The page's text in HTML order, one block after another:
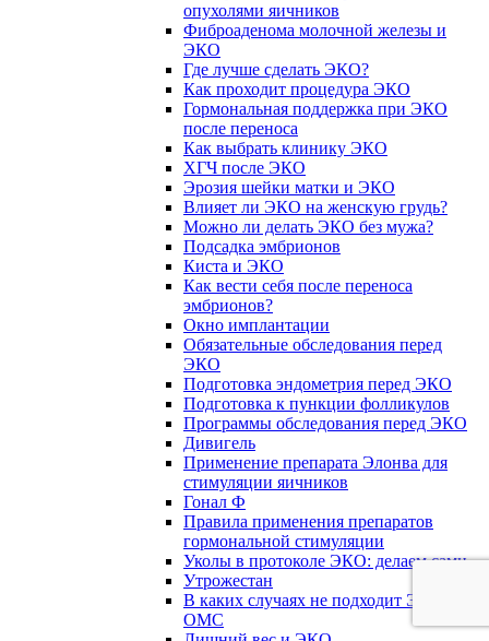
опухолями яичников
Фиброаденома молочной железы и
ЭКО
Где лучше сделать ЭКО?
Как проходит процедура ЭКО
Гормональная поддержка при ЭКО
после переноса
Как выбрать клинику ЭКО
ХГЧ после ЭКО
Эрозия шейки матки и ЭКО
Влияет ли ЭКО на женскую грудь?
Можно ли делать ЭКО без мужа?
Подсадка эмбрионов
Киста и ЭКО
Как вести себя после переноса
эмбрионов?
Окно имплантации
Обязательные обследования перед
ЭКО
Подготовка эндометрия перед ЭКО
Подготовка к пункции фолликулов
Программы обследования перед ЭКО
Дивигель
Применение препарата Элонва для
стимуляции яичников
Гонал Ф
Правила применения препаратов
гормональной стимуляции
Уколы в протоколе ЭКО: делаем сами
Утрожестан
В каких случаях не подходит ЭКО по
ОМС